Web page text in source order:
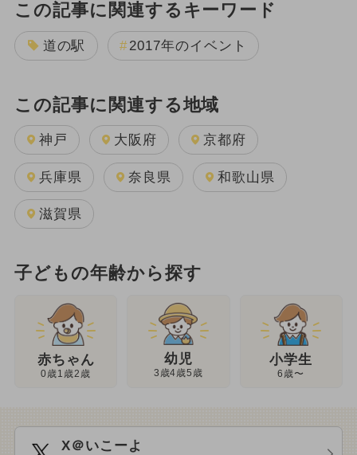
この記事に関連するキーワード
道の駅 2017年のイベント
この記事に関連する地域
神戸 大阪府 京都府
兵庫県 奈良県 和歌山県
滋賀県
子どもの年齢から探す
赤ちゃん
0歳1歳2歳
幼児
3歳4歳5歳
小学生
6歳〜
X＠いこーよ